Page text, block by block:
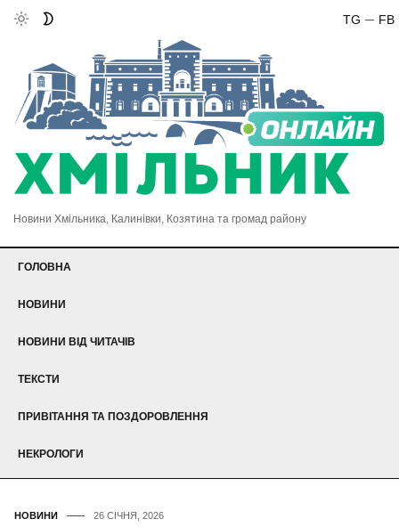
FB
TG
Новини Хмільника, Калинівки, Козятина та громад району
ГОЛОВНА
НОВИНИ
НОВИНИ ВІД ЧИТАЧІВ
ТЕКСТИ
ПРИВІТАННЯ ТА ПОЗДОРОВЛЕННЯ
НЕКРОЛОГИ
НОВИНИ 26 СІЧНЯ, 2026